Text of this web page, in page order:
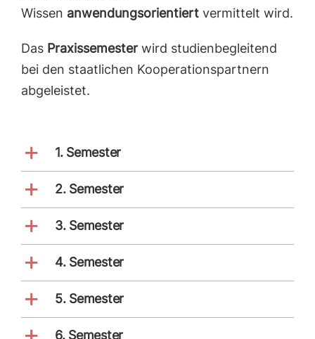
Wissen anwendungsorientiertvermittelt wird.
Das Praxissemesterwird studienbegleitend
bei den staatlichen Kooperationspartnern
abgeleistet.
1. Semester
2. Semester
3. Semester
4. Semester
5. Semester
6. Semester